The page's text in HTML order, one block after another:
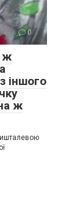
0
ж
іншого
ж